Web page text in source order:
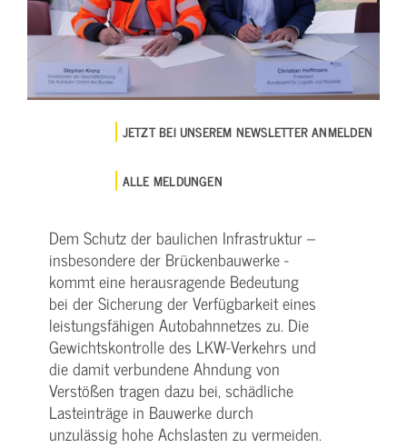
JETZT BEI UNSEREM NEWSLETTER ANMELDEN
ALLE MELDUNGEN
Dem Schutz der baulichen Infrastruktur –
insbesondere der Brückenbauwerke -
kommt eine herausragende Bedeutung
bei der Sicherung der Verfügbarkeit eines
leistungsfähigen Autobahnnetzes zu. Die
Gewichtskontrolle des LKW-Verkehrs und
die damit verbundene Ahndung von
Verstößen tragen dazu bei, schädliche
Lasteinträge in Bauwerke durch
unzulässig hohe Achslasten zu vermeiden.